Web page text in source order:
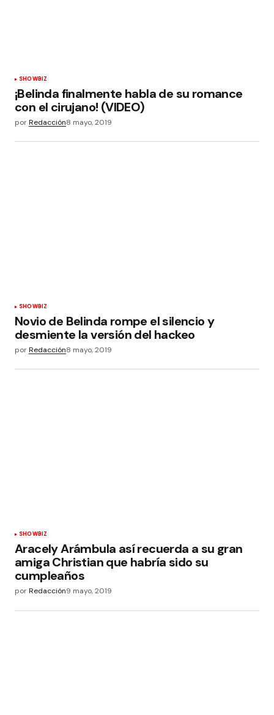
SHOWBIZ
¡Belinda finalmente habla de su romance
con el cirujano! (VIDEO)
porRedacción8 mayo, 2019
SHOWBIZ
Novio de Belinda rompe el silencio y
desmiente la versión del hackeo
porRedacción8 mayo, 2019
SHOWBIZ
Aracely Arámbula así recuerda a su gran
amiga Christian que habría sido su
cumpleaños
porRedacción9 mayo, 2019